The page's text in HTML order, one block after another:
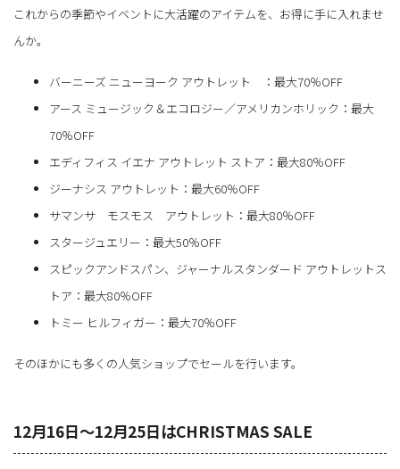
これからの季節やイベントに大活躍のアイテムを、お得に手に入れませ
んか。
バーニーズ ニューヨーク アウトレット ：最大70％OFF
アース ミュージック＆エコロジー／アメリカンホリック：最大
70％OFF
エディフィス イエナ アウトレット ストア：最大80％OFF
ジーナシス アウトレット：最大60％OFF
サマンサ モスモス アウトレット：最大80％OFF
スタージュエリー：最大50％OFF
スピックアンドスパン、ジャーナルスタンダード アウトレットス
トア：最大80％OFF
トミー ヒルフィガー：最大70％OFF
そのほかにも多くの人気ショップでセールを行います。
12月16日～12月25日はCHRISTMAS SALE